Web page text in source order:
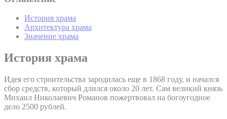
История храма
Архитектура храма
Значение храма
История храма
Идея его строительства зародилась еще в 1868 году, и начался
сбор средств, который длился около 20 лет. Сам великий князь
Михаил Николаевич Романов пожертвовал на богоугодное
дело 2500 рублей.